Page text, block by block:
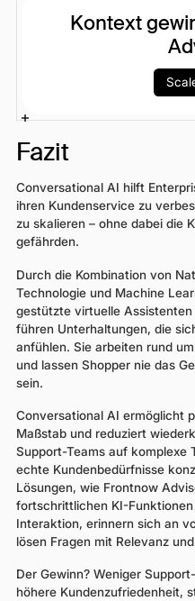
Kontext
Fazit
Conversational AI hilft
ihren Kundenservice zu
zu skalieren – ohne dabei die
gefährden.
Durch die Kombination von
Technologie und Machine
gestützte virtuelle Assistenten
führen Unterhaltungen, die
anfühlen. Sie arbeiten rund
und lassen Shopper nie das
sein.
Conversational AI ermöglicht
Maßstab und reduziert
Support-Teams auf komplexe
echte Kundenbedürfnisse
Lösungen, wie Frontnow
fortschrittlichen KI-
Interaktion, erinnern sich an
lösen Fragen mit Relevanz
Der Gewinn? Weniger
höhere Kundenzufriedenheit,